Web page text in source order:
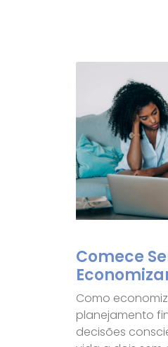
Comece
Como
planejamento
decisões